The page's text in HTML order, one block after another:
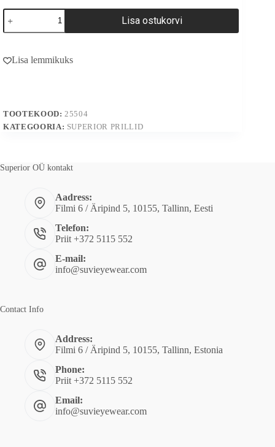
25504
kogus
Lisa ostukorvi
t
t
i
Lisa lemmikuks
TOOTEKOOD: 25504
KATEGOORIA: SUPERIOR PRILLID
Superior OÜ kontakt
Aadress:
Filmi 6 / Äripind 5, 10155, Tallinn, Eesti
Telefon:
Priit +372 5115 552
E-mail:
info@suvieyewear.com
Contact Info
Address:
Filmi 6 / Äripind 5, 10155, Tallinn, Estonia
Phone:
Priit +372 5115 552
Email:
info@suvieyewear.com